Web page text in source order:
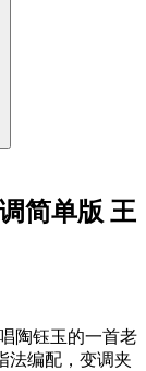
简单版 王
陶钰玉的一首老
法编配，变调夹